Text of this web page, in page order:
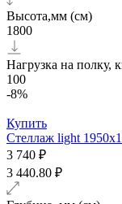
Высота,мм (см)
1800
Нагрузка на полку,
100
-8%
Купить
Стеллаж light
3 740 ₽
3 440.80 ₽